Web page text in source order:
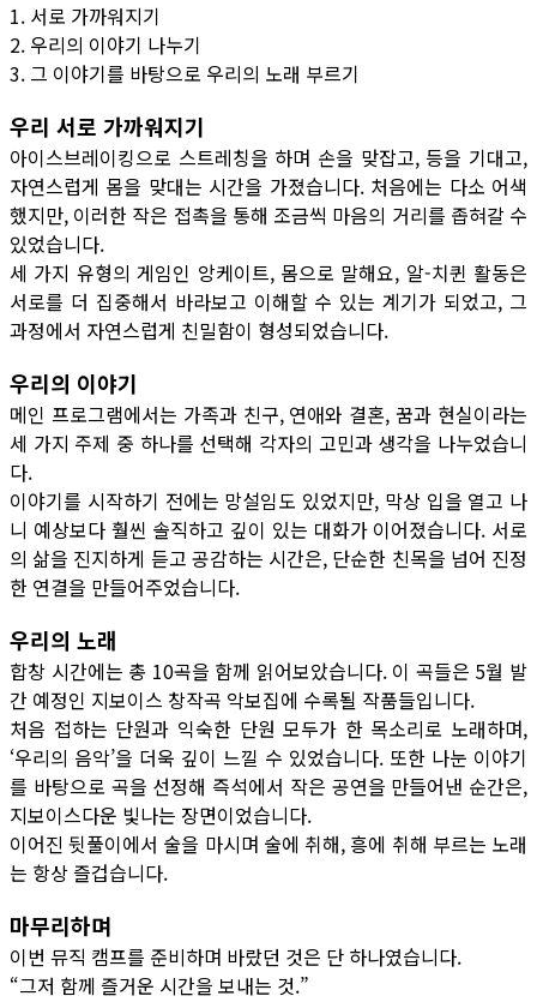
1. 서로 가까워지기
2. 우리의 이야기 나누기
3. 그 이야기를 바탕으로 우리의 노래 부르기
우리 서로 가까워지기
아이스브레이킹으로 스트레칭을 하며 손을 맞잡고, 등을 기대고,
자연스럽게 몸을 맞대는 시간을 가졌습니다. 처음에는 다소 어색
했지만, 이러한 작은 접촉을 통해 조금씩 마음의 거리를 좁혀갈 수
있었습니다.
세 가지 유형의 게임인 앙케이트, 몸으로 말해요, 알-치퀸 활동은
서로를 더 집중해서 바라보고 이해할 수 있는 계기가 되었고, 그
과정에서 자연스럽게 친밀함이 형성되었습니다.
우리의 이야기
메인 프로그램에서는 가족과 친구, 연애와 결혼, 꿈과 현실이라는
세 가지 주제 중 하나를 선택해 각자의 고민과 생각을 나누었습니
다.
이야기를 시작하기 전에는 망설임도 있었지만, 막상 입을 열고 나
니 예상보다 훨씬 솔직하고 깊이 있는 대화가 이어졌습니다. 서로
의 삶을 진지하게 듣고 공감하는 시간은, 단순한 친목을 넘어 진정
한 연결을 만들어주었습니다.
우리의 노래
합창 시간에는 총 10곡을 함께 읽어보았습니다. 이 곡들은 5월 발
간 예정인 지보이스 창작곡 악보집에 수록될 작품들입니다.
처음 접하는 단원과 익숙한 단원 모두가 한 목소리로 노래하며,
‘우리의 음악’을 더욱 깊이 느낄 수 있었습니다. 또한 나눈 이야기
를 바탕으로 곡을 선정해 즉석에서 작은 공연을 만들어낸 순간은,
지보이스다운 빛나는 장면이었습니다.
이어진 뒷풀이에서 술을 마시며 술에 취해, 흥에 취해 부르는 노래
는 항상 즐겁습니다.
마무리하며
이번 뮤직 캠프를 준비하며 바랐던 것은 단 하나였습니다.
“그저 함께 즐거운 시간을 보내는 것.”